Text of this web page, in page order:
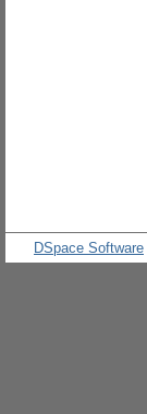
DSpace Software